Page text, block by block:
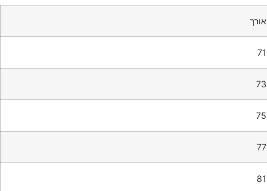
אורך
71
73
75
77
81